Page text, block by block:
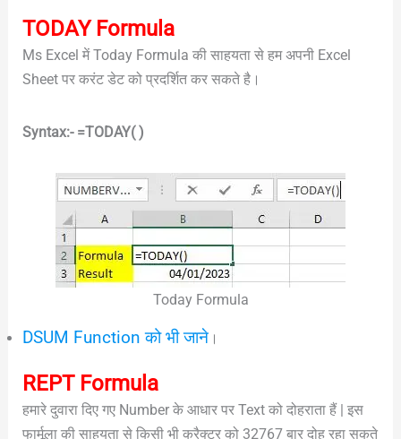
TODAY Formula
Ms Excel में Today Formula की साहयता से हम अपनी Excel
Sheet पर करंट डेट को प्रदर्शित कर सकते है।
Syntax:- =TODAY( )
Today Formula
DSUM Function को भी जाने।
REPT Formula
हमारे दुवारा दिए गए Number के आधार पर Text को दोहराता हैं | इस
फार्मूला की साहयता से किसी भी करैक्टर को 32767 बार दोह रहा सकते